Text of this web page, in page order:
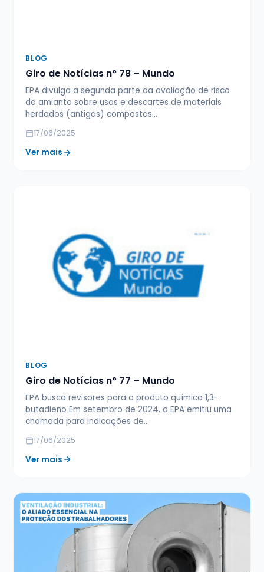
BLOG
Giro de Notícias n° 78 – Mundo
EPA divulga a segunda parte da avaliação de risco
do amianto sobre usos e descartes de materiais
herdados (antigos) compostos…
17/06/2025
Ver mais
BLOG
Giro de Notícias n° 77 – Mundo
EPA busca revisores para o produto químico 1,3-
butadieno Em setembro de 2024, a EPA emitiu uma
chamada para indicações de…
17/06/2025
Ver mais